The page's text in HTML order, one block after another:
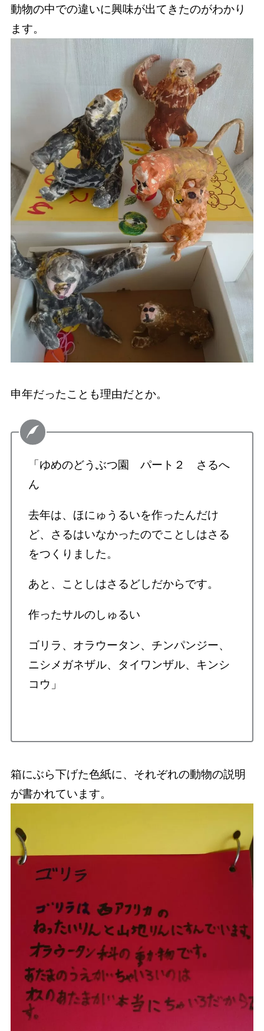
動物の中での違いに興味が出てきたのがわかり
ます。
申年だったことも理由だとか。
「ゆめのどうぶつ園 パート２ さるへ
ん
去年は、ほにゅうるいを作ったんだけ
ど、さるはいなかったのでことしはさる
をつくりました。
あと、ことしはさるどしだからです。
作ったサルのしゅるい
ゴリラ、オラウータン、チンパンジー、
ニシメガネザル、タイワンザル、キンシ
コウ」
箱にぶら下げた色紙に、それぞれの動物の説明
が書かれています。